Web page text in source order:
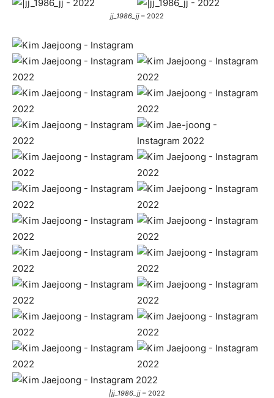
jj_1986_jj – 2022
|jj_1986_jj – 2022